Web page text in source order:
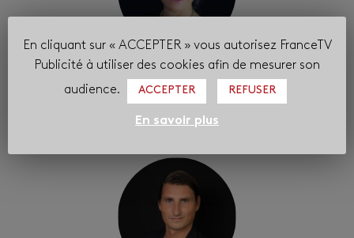
Valérie Blondeau
DIRECTRICE DE LA COMMUNICATION ET DES RELATIONS EXTÉRIEURES
En cliquant sur « ACCEPTER » vous autorisez FranceTV
Publicité à utiliser des cookies afin de mesurer son
audience.
ACCEPTER REFUSER
En savoir plus